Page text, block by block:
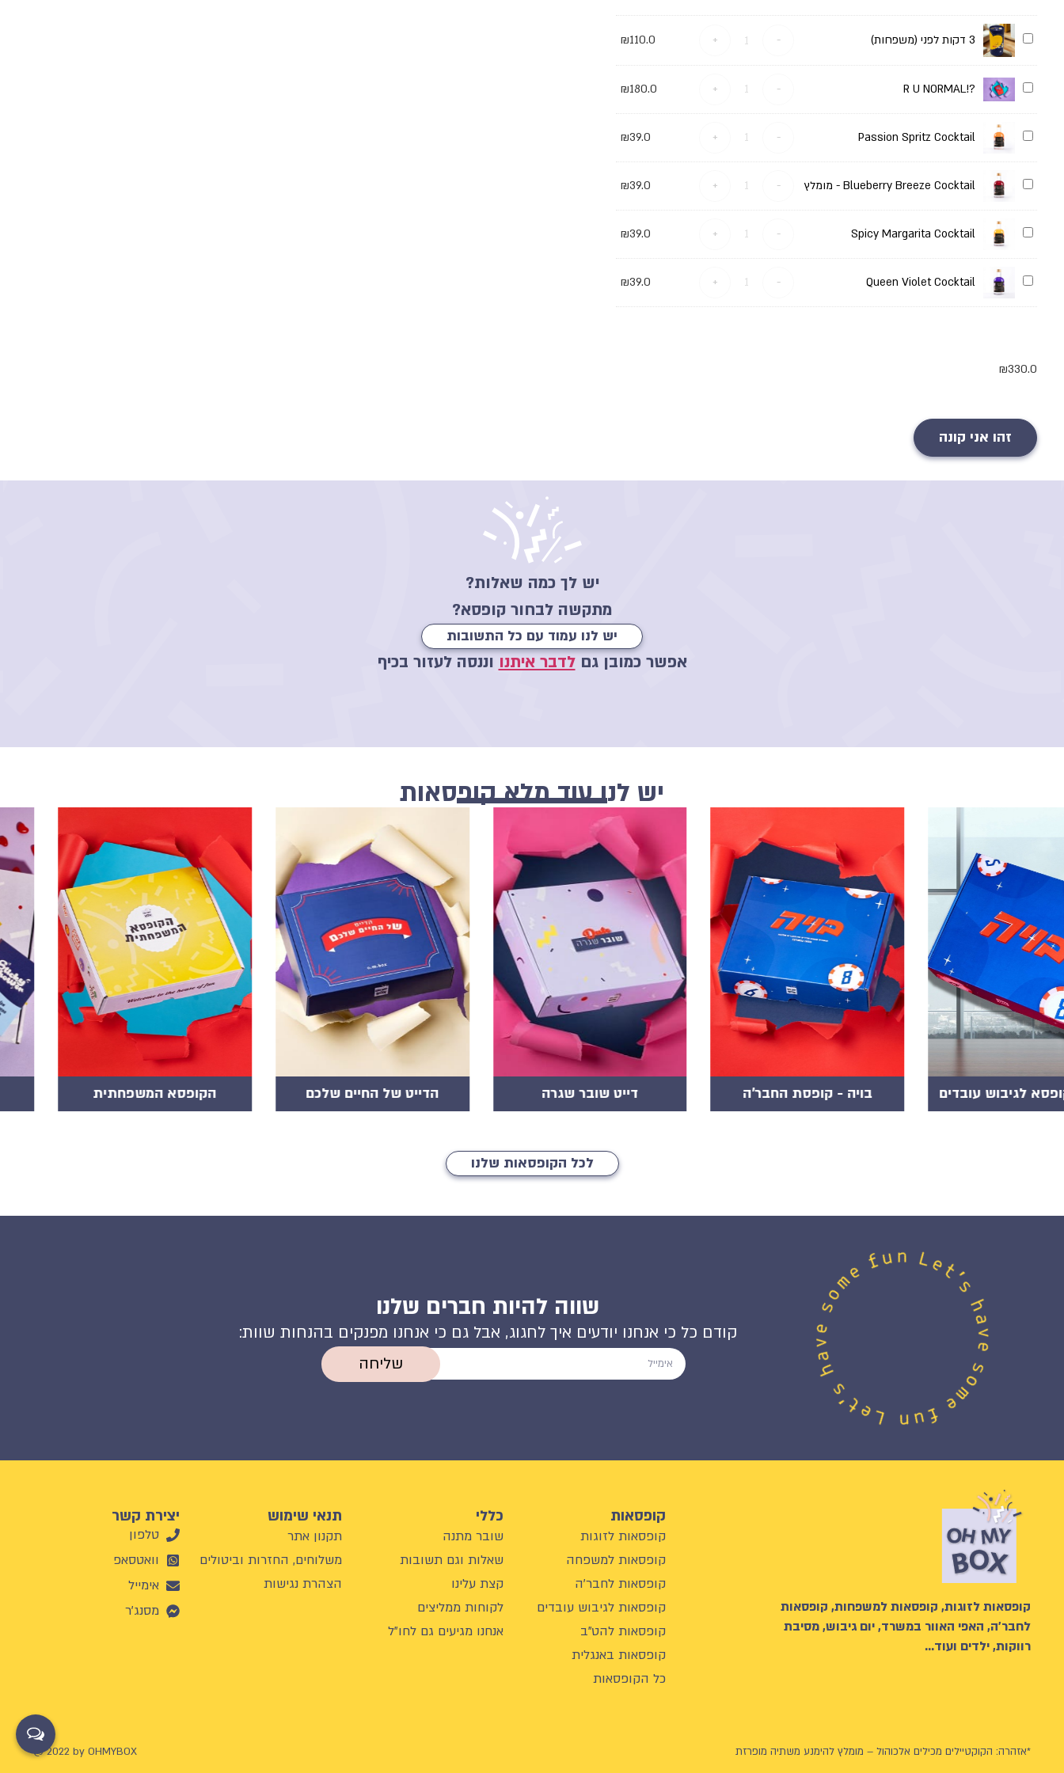
3
דקות
לפני
(משפחות)
3 דקות לפני (משפחות) -
+
₪110.0
?!R
NORMAL
?!R U NORMAL
-
+
₪180.0
Passion
Cocktail
Passion Spritz Cocktail
-
+
₪39.0
Blueberry
Breeze
Cocktail
מומלץ
Blueberry Breeze Cocktail - מומלץ -
+
₪39.0
Spicy
Margarita
Cocktail
Spicy Margarita Cocktail
-
+
₪39.0
Queen
Cocktail
Queen Violet Cocktail
-
+
₪39.0
₪330.0
זהו אני קונה
יש לך כמה שאלות?
מתקשה לבחור קופסא?
יש לנו עמוד עם כל התשובות
אפשר כמובן גםלדבר איתנו וננסה לעזור בכיף
יש לנו עוד מלא קופסאות
- קופסת החבר'ה דייט שובר שגרה הדייט של החיים שלכם הקופסא המשפחתית מארז אהבה מוגזמת
לכל הקופסאות שלנו
שווה להיות חברים שלנו
קודם כל כי אנחנו יודעים איך לחגוג, אבל גם כי אנחנו מפנקים בהנחות שוות:
שליחה
קופסאות לזוגות, קופסאות למשפחות, קופסאות
לחבר’ה, האפי האוור במשרד, יום גיבוש, מסיבת
רווקות, ילדים ועוד…
קופסאות
קופסאות לזוגות
קופסאות למשפחה
קופסאות לחבר'ה
קופסאות לגיבוש עובדים
קופסאות להט"ב
קופסאות באנגלית
כל הקופסאות
כללי
שובר מתנה
שאלות וגם תשובות
קצת עלינו
לקוחות ממליצים
אנחנו מגיעים גם לחו"ל
תנאי שימוש
תקנון אתר
משלוחים, החזרות וביטולים
הצהרת נגישות
יצירת קשר
טלפון
וואטסאפ
אימייל
מסנג'ר
*אזהרה: הקוקטיילים מכילים אלכוהול – מומלץ להימנע משתיה מופרזת @ 2022 by OHMYBOX